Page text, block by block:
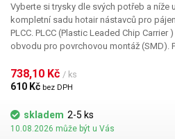
Vyberte si trysky dle svých potřeb a níže
kompletní sadu hotair nástavců pro
PLCC. PLCC (Plastic Leaded Chip
obvodu pro povrchovou montáž (SMD).
patice nebo přímé letování na plošný
pouzdro PLCC o rozměru 9 x 9 mm
738,10 Kč / ks
610 Kč bez DPH
skladem 2-5 ks
10.08.2026 může být u Vás